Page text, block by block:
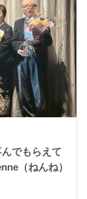
でもらえて
（ねんね）